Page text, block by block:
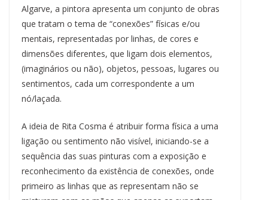
Algarve, a pintora apresenta um conjunto de obras
que tratam o tema de “conexões” físicas e/ou
mentais, representadas por linhas, de cores e
dimensões diferentes, que ligam dois elementos,
(imaginários ou não), objetos, pessoas, lugares ou
sentimentos, cada um correspondente a um
nó/laçada.
A ideia de Rita Cosma é atribuir forma física a uma
ligação ou sentimento não visível, iniciando-se a
sequência das suas pinturas com a exposição e
reconhecimento da existência de conexões, onde
primeiro as linhas que as representam não se